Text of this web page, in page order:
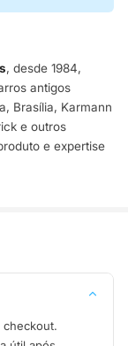
, desde 1984,
antigos
Brasília, Karmann
e outros
e expertise
checkout.